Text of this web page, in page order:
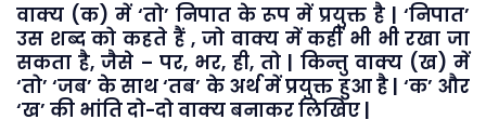
वाक्य (क) में ‘तो’ निपात के रूप में प्रयुक्त है | ‘निपात’
उस शब्द को कहते हैं , जो वाक्य में कहीं भी भी रखा जा
सकता है, जैसे – पर, भर, ही, तो | किन्तु वाक्य (ख) में
‘तो’ ‘जब’ के साथ ‘तब’ के अर्थ में प्रयुक्त हुआ है | ‘क’ और
‘ख’ की भांति दो-दो वाक्य बनाकर लिखिए |